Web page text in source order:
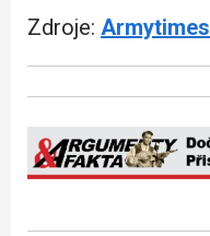
Zdroje: Armytimes